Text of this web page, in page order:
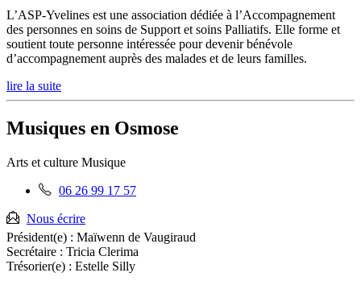
L’ASP-Yvelines est une association dédiée à l’Accompagnement
des personnes en soins de Support et soins Palliatifs. Elle forme et
soutient toute personne intéressée pour devenir bénévole
d’accompagnement auprès des malades et de leurs familles.
lire la suite
Musiques en Osmose
Arts et culture Musique
Téléphone
:
06 26 99 17 57
Nous écrire
Président(e) : Maïwenn de Vaugiraud
Secrétaire : Tricia Clerima
Trésorier(e) : Estelle Silly